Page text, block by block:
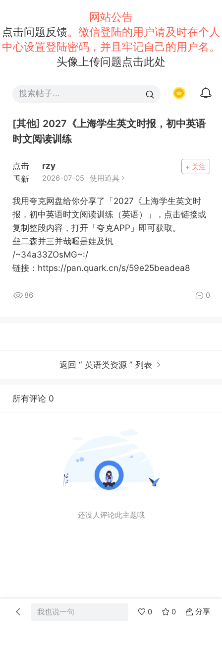
网站公告
点击问题反馈。微信登陆的用户请及时在个人
中心设置登陆密码，并且牢记自己的用户名。
头像上传问题点击此处
[其他] 2027《上海学生英文时报，初中英语
时文阅读训练
+ 关注
点击
重新
rzy
2026-07-05 使用道具
我用夸克网盘给你分享了「2027《上海学生英文时
报，初中英语时文阅读训练（英语）」，点击链接或
复制整段内容，打开「夸克APP」即可获取。
亝二森并三并哉喔是娃及忛
/~34a33ZOsMG~:/
链接：https://pan.quark.cn/s/59e25beadea8
86 0
返回 “ 英语类资源 ” 列表
所有评论 0
还没人评论此主题哦
我也说一句 0 0 分享